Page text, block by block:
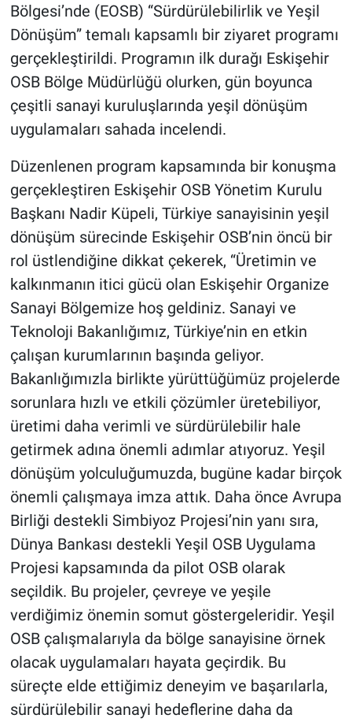
Bölgesi’nde (EOSB) “Sürdürülebilirlik ve Yeşil
Dönüşüm” temalı kapsamlı bir ziyaret programı
gerçekleştirildi. Programın ilk durağı Eskişehir
OSB Bölge Müdürlüğü olurken, gün boyunca
çeşitli sanayi kuruluşlarında yeşil dönüşüm
uygulamaları sahada incelendi.
Düzenlenen program kapsamında bir konuşma
gerçekleştiren Eskişehir OSB Yönetim Kurulu
Başkanı Nadir Küpeli, Türkiye sanayisinin yeşil
dönüşüm sürecinde Eskişehir OSB’nin öncü bir
rol üstlendiğine dikkat çekerek, “Üretimin ve
kalkınmanın itici gücü olan Eskişehir Organize
Sanayi Bölgemize hoş geldiniz. Sanayi ve
Teknoloji Bakanlığımız, Türkiye’nin en etkin
çalışan kurumlarının başında geliyor.
Bakanlığımızla birlikte yürüttüğümüz projelerde
sorunlara hızlı ve etkili çözümler üretebiliyor,
üretimi daha verimli ve sürdürülebilir hale
getirmek adına önemli adımlar atıyoruz. Yeşil
dönüşüm yolculuğumuzda, bugüne kadar birçok
önemli çalışmaya imza attık. Daha önce Avrupa
Birliği destekli Simbiyoz Projesi’nin yanı sıra,
Dünya Bankası destekli Yeşil OSB Uygulama
Projesi kapsamında da pilot OSB olarak
seçildik. Bu projeler, çevreye ve yeşile
verdiğimiz önemin somut göstergeleridir. Yeşil
OSB çalışmalarıyla da bölge sanayisine örnek
olacak uygulamaları hayata geçirdik. Bu
süreçte elde ettiğimiz deneyim ve başarılarla,
sürdürülebilir sanayi hedeflerine daha da